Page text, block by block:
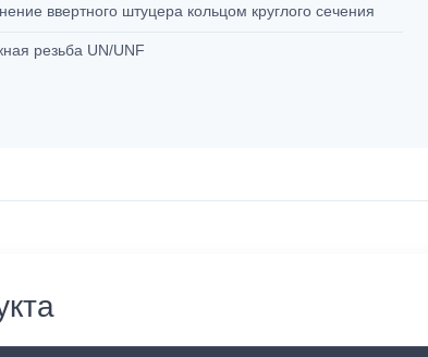
ввертного штуцера кольцом круглого сечения
резьба UN/UNF